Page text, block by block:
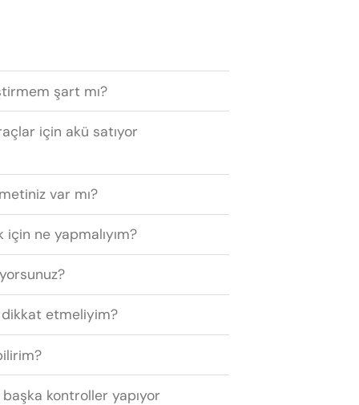
şart mı?
için akü satıyor
var mı?
ne yapmalıyım?
etmeliyim?
kontroller yapıyor